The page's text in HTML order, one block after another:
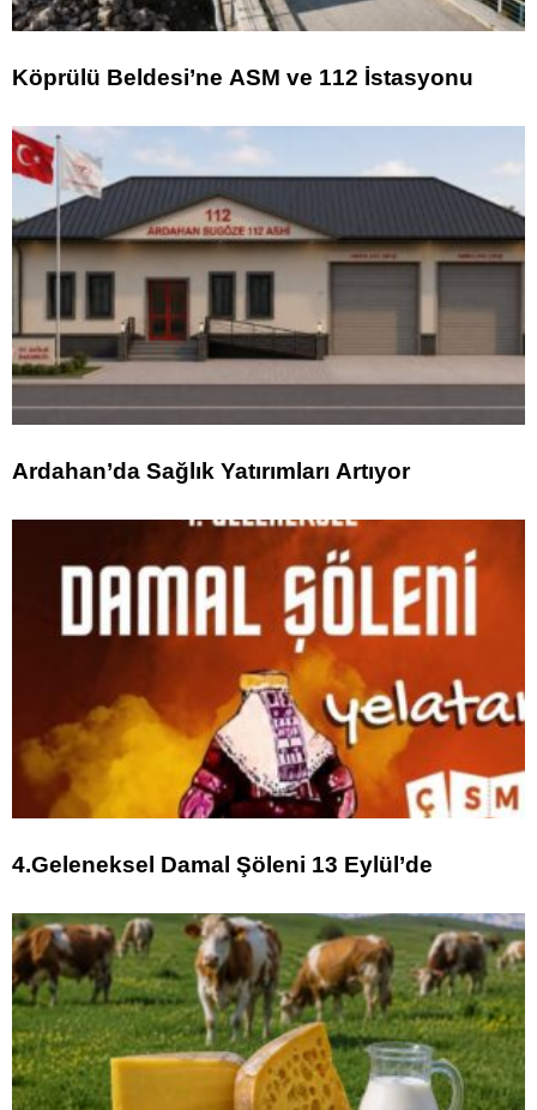
Köprülü Beldesi’ne ASM ve 112 İstasyonu
Ardahan’da Sağlık Yatırımları Artıyor
4.Geleneksel Damal Şöleni 13 Eylül’de